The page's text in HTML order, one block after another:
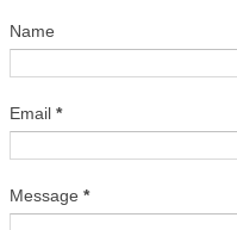
Name
Email *
Message *